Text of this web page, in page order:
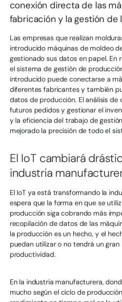
conexión directa de las
fabricación y la gestión de
Las empresas que realizan
introducido máquinas de moldeo
gestionado sus datos en papel. En
el sistema de gestión de
introducido puede conectarse a
diferentes fabricantes y también
datos de producción. El análisis
futuros pedidos y gestionar el
y la eficiencia del trabajo de
mejorado la precisión de todo el
El IoT cambiará
industria
El IoT ya está transformando la
espera que la forma en que se
producción siga cobrando más
recopilación de datos de las
la producción es un hecho, y el
puedan utilizar o no tendrá un
productividad.
En la industria manufacturera,
mucho según el ciclo de